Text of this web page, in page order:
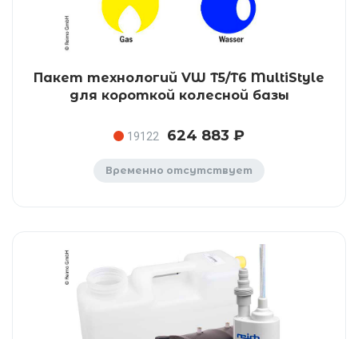
Пакет технологий VW T5/T6 MultiStyle
для короткой колесной базы
19122 624 883 ₽
Временно отсутствует